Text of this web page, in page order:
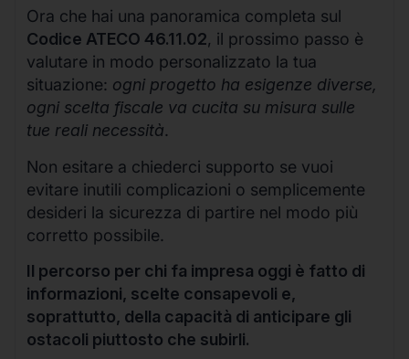
Ora che hai una panoramica completa sul
Codice ATECO 46.11.02, il prossimo passo è
valutare in modo personalizzato la tua
situazione: ogni progetto ha esigenze diverse,
ogni scelta fiscale va cucita su misura sulle
tue reali necessità.
Non esitare a chiederci supporto se vuoi
evitare inutili complicazioni o semplicemente
desideri la sicurezza di partire nel modo più
corretto possibile.
Il percorso per chi fa impresa oggi è fatto di
informazioni, scelte consapevoli e,
soprattutto, della capacità di anticipare gli
ostacoli piuttosto che subirli.